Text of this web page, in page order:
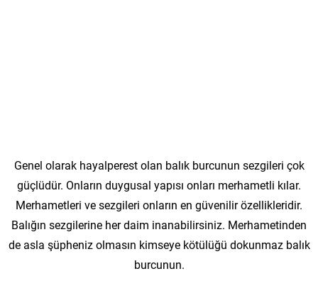
Genel olarak hayalperest olan balık burcunun sezgileri çok
güçlüdür. Onların duygusal yapısı onları merhametli kılar.
Merhametleri ve sezgileri onların en güvenilir özellikleridir.
Balığın sezgilerine her daim inanabilirsiniz. Merhametinden
de asla şüpheniz olmasın kimseye kötülüğü dokunmaz balık
burcunun.